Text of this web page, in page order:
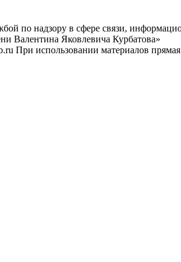
по надзору в сфере связи,
Валентина Яковлевича Курбатова»
При использовании материалов